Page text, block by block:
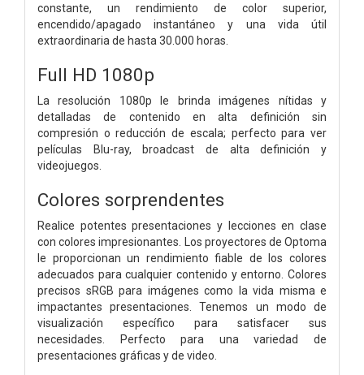
constante, un rendimiento de color superior,
encendido/apagado instantáneo y una vida útil
extraordinaria de hasta 30.000 horas.
Full HD 1080p
La resolución 1080p le brinda imágenes nítidas y
detalladas de contenido en alta definición sin
compresión o reducción de escala; perfecto para ver
películas Blu-ray, broadcast de alta definición y
videojuegos.
Colores sorprendentes
Realice potentes presentaciones y lecciones en clase
con colores impresionantes. Los proyectores de Optoma
le proporcionan un rendimiento fiable de los colores
adecuados para cualquier contenido y entorno. Colores
precisos sRGB para imágenes como la vida misma e
impactantes presentaciones. Tenemos un modo de
visualización específico para satisfacer sus
necesidades. Perfecto para una variedad de
presentaciones gráficas y de video.